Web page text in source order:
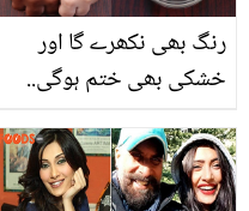
رنگ بھی نکھرے گا اور
خشکی بھی ختم ہوگی..
نکھارنے والا جادوئی سیرم
گھر پر خود بنائیں